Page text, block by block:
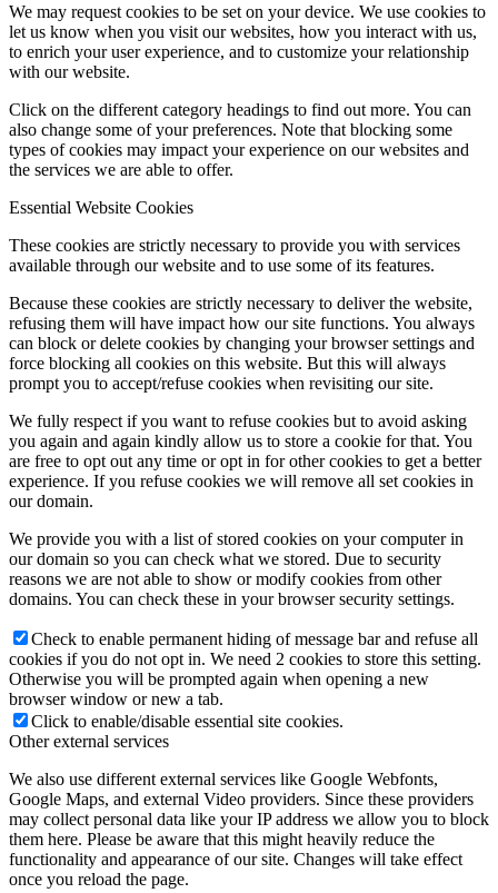
We may request cookies to be set on your device. We use cookies to
let us know when you visit our websites, how you interact with us,
to enrich your user experience, and to customize your relationship
with our website.
Click on the different category headings to find out more. You can
also change some of your preferences. Note that blocking some
types of cookies may impact your experience on our websites and
the services we are able to offer.
Essential Website Cookies
These cookies are strictly necessary to provide you with services
available through our website and to use some of its features.
Because these cookies are strictly necessary to deliver the website,
refusing them will have impact how our site functions. You always
can block or delete cookies by changing your browser settings and
force blocking all cookies on this website. But this will always
prompt you to accept/refuse cookies when revisiting our site.
We fully respect if you want to refuse cookies but to avoid asking
you again and again kindly allow us to store a cookie for that. You
are free to opt out any time or opt in for other cookies to get a better
experience. If you refuse cookies we will remove all set cookies in
our domain.
We provide you with a list of stored cookies on your computer in
our domain so you can check what we stored. Due to security
reasons we are not able to show or modify cookies from other
domains. You can check these in your browser security settings.
Check to enable permanent hiding of message bar and refuse all
cookies if you do not opt in. We need 2 cookies to store this setting.
Otherwise you will be prompted again when opening a new
browser window or new a tab.
Click to enable/disable essential site cookies.
Other external services
We also use different external services like Google Webfonts,
Google Maps, and external Video providers. Since these providers
may collect personal data like your IP address we allow you to block
them here. Please be aware that this might heavily reduce the
functionality and appearance of our site. Changes will take effect
once you reload the page.